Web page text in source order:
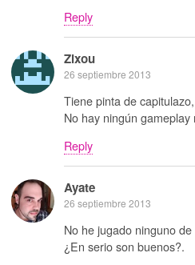
Reply
Zixou
26 septiembre 2013
Tiene pinta de
No hay ningún gameplay
Reply
Ayate
26 septiembre 2013
No he jugado ninguno
¿En serio son buenos?.